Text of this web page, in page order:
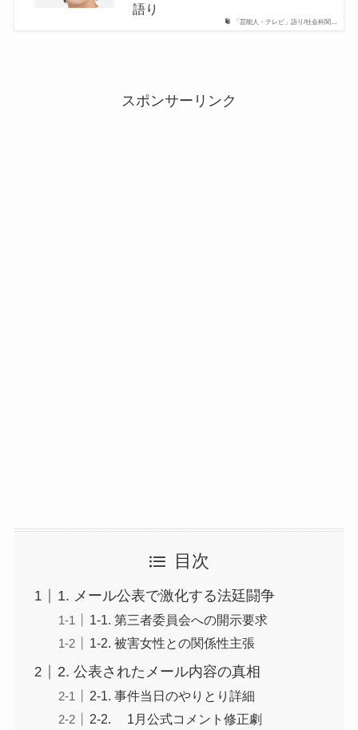
「芸能人・テレビ」語り/社会科関…
語り
スポンサーリンク
目次
1. メール公表で激化する法廷闘争
1-1. 第三者委員会への開示要求
1-2. 被害女性との関係性主張
2. 公表されたメール内容の真相
2-1. 事件当日のやりとり詳細
2-2. 1月公式コメント修正劇